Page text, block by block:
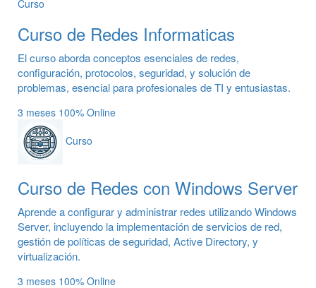
Curso
Curso de Redes Informaticas
El curso aborda conceptos esenciales de redes,
configuración, protocolos, seguridad, y solución de
problemas, esencial para profesionales de TI y entusiastas.
3 meses 100% Online
Curso
Curso de Redes con Windows Server
Aprende a configurar y administrar redes utilizando Windows
Server, incluyendo la implementación de servicios de red,
gestión de políticas de seguridad, Active Directory, y
virtualización.
3 meses 100% Online